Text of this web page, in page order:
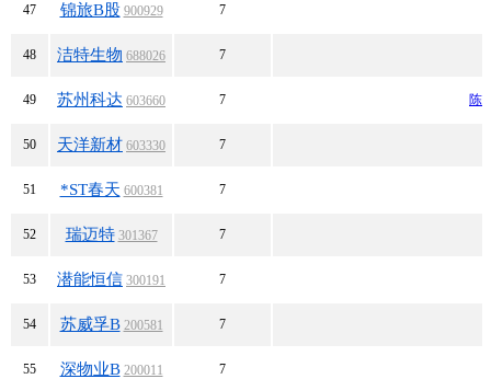
47 锦旅B股 900929 7
48 洁特生物 688026 7
49 苏州科达 603660 7 陈
50 天洋新材 603330 7
51 *ST春天 600381 7
52 瑞迈特 301367 7
53 潜能恒信 300191 7
54 苏威孚B 200581 7
55 深物业B 200011 7